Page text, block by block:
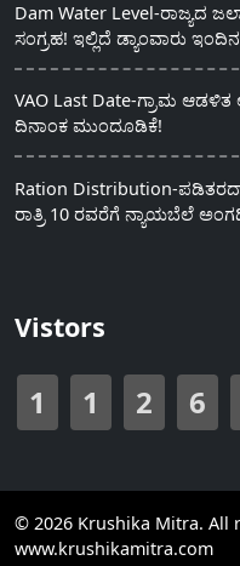
Dam Water Level-ರಾಜ್ಯದ
ಸಂಗ್ರಹ! ಇಲ್ಲಿದೆ ಡ್ಯಾಂವಾರು
VAO Last Date-ಗ್ರಾಮ
ದಿನಾಂಕ ಮುಂದೂಡಿಕೆ!
Ration Distribution-
ರಾತ್ರಿ 10 ರವರೆಗೆ ನ್ಯಾಯಬೆಲೆ
Vistors
1 1 2 6
© 2026 Krushika Mitra. All
www.krushikamitra.com